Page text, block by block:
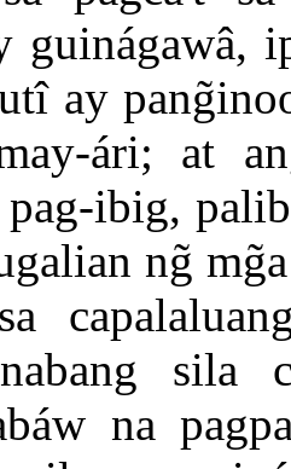
guinágawâ,
ay
ári; at
ibig,
ng̃
sila
na